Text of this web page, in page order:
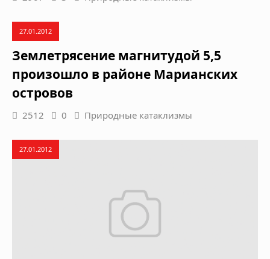
27.01.2012
Землетрясение магнитудой 5,5
произошло в районе Марианских
островов
2512 0 Природные катаклизмы
27.01.2012